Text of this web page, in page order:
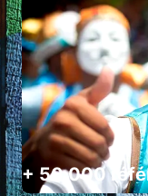
+ 50 000